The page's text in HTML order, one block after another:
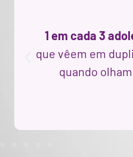
1 em cada 3
que vêem em
quando